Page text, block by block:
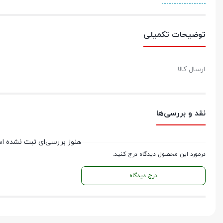
توضیحات تکمیلی
ارسال کالا
نقد و بررسی‌ها
درمورد این محصول دیدگاه درج کنید.
درج دیدگاه
هنوز بررسی‌ای ثبت نشده